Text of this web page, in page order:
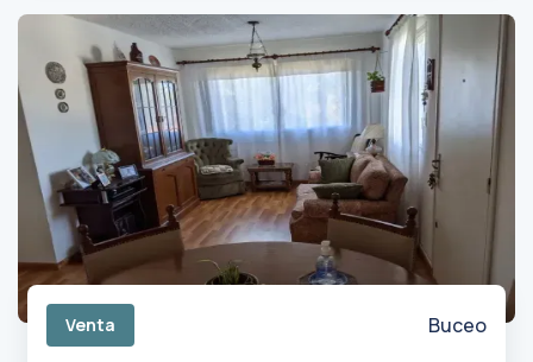
Venta Buceo